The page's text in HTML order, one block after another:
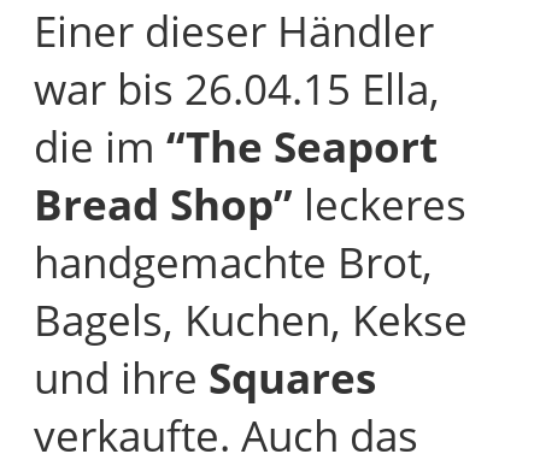
Einer dieser Händler
war bis 26.04.15 Ella,
die im “The Seaport
Bread Shop” leckeres
handgemachte Brot,
Bagels, Kuchen, Kekse
und ihre Squares
verkaufte. Auch das